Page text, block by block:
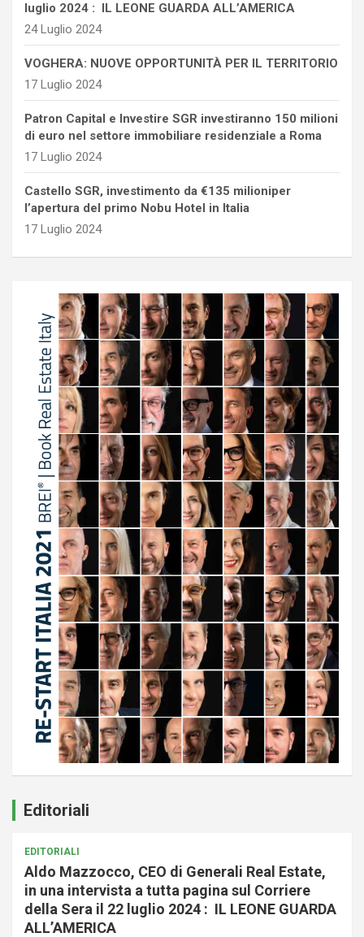
luglio 2024 : IL LEONE GUARDA ALL’AMERICA
24 Luglio 2024
VOGHERA: NUOVE OPPORTUNITÀ PER IL TERRITORIO
17 Luglio 2024
Patron Capital e Investire SGR investiranno 150 milioni
di euro nel settore immobiliare residenziale a Roma
17 Luglio 2024
Castello SGR, investimento da €135 milioniper
l’apertura del primo Nobu Hotel in Italia
17 Luglio 2024
Editoriali
EDITORIALI
Aldo Mazzocco, CEO di Generali Real Estate,
in una intervista a tutta pagina sul Corriere
della Sera il 22 luglio 2024 : IL LEONE GUARDA
ALL’AMERICA